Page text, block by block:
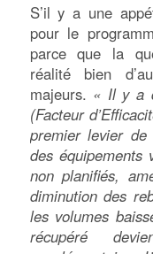
S’il y a une
pour le
parce que la
réalité bien
majeurs. « Il y a
(Facteur
premier levier
des équipements
non planifiés,
diminution des
les volumes
récupéré